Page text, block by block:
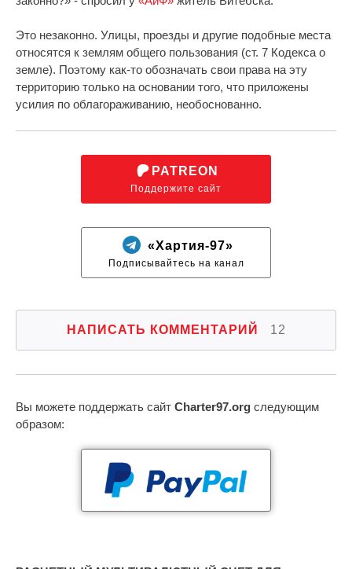
Это незаконно. Улицы, проезды и другие подобные места
относятся к землям общего пользования (ст. 7 Кодекса о
земле). Поэтому как-то обозначать свои права на эту
территорию только на основании того, что приложены
усилия по облагораживанию, необоснованно.
PATREON
Поддержите сайт
«Хартия-97»
Подписывайтесь на канал
НАПИСАТЬ КОММЕНТАРИЙ 12
Вы можете поддержать сайт Charter97.org следующим
образом: